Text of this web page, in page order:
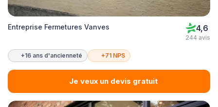
Entreprise Fermetures Vanves 4,6
244 avis
+16 ans d'ancienneté +71 NPS
Je veux un devis gratuit